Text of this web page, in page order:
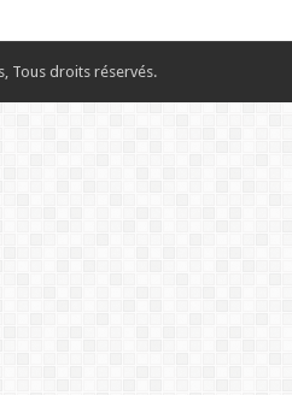
Tous droits réservés.